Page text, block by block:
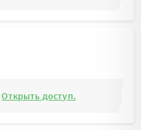
Открыть доступ.